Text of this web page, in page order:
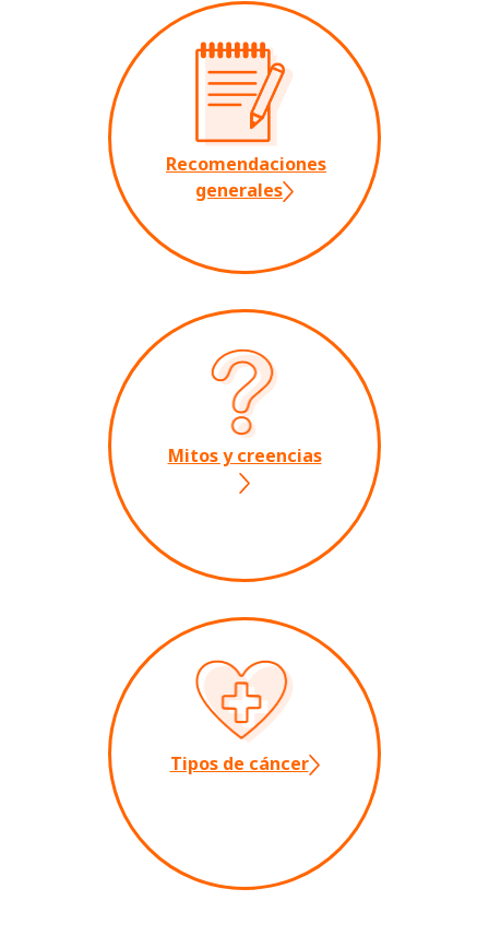
Recomendaciones
generales
Mitos y creencias
Tipos de cáncer